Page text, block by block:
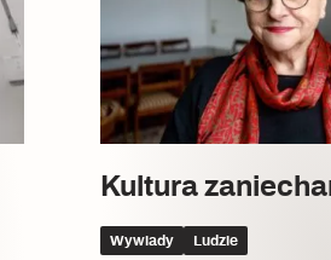
Czytaj dalej
Czytaj dalej
Kultura
Wywiady Ludzie